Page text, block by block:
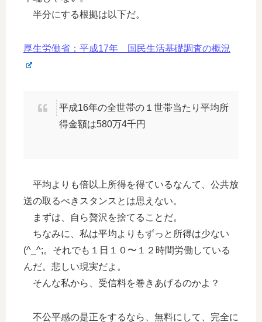
半分にする根拠は以下だ。
厚生労働省：平成17年 国民生活基礎調査の概況
平成16年の全世帯の１世帯当たり平均所
得金額は580万4千円
平均よりも倍以上所得を得ているなんて、公共放
送の取るべきスタンスとは思えない。
まずは、自ら贅沢を捨てることだ。
ちなみに、私は平均よりもずっと所得は少ない
(^_^;。それでも１日１０〜１２時間労働している
んだ。悲しい現実だよ。
そんな私から、受信料を巻きあげるのかよ？
不公平感の是正をするなら、無料にして、完全に